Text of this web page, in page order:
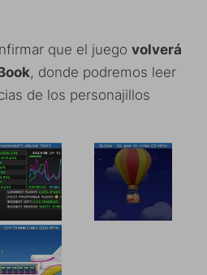
que el juego volverá
, donde podremos leer
de los personajillos